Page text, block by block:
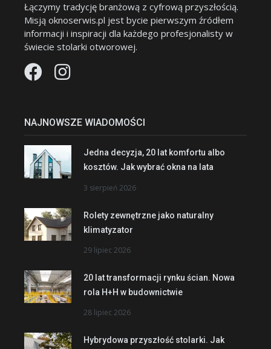
Łączymy tradycję branżową z cyfrową przyszłością.
Misją oknoserwis.pl jest bycie pierwszym źródłem
informacji i inspiracji dla każdego profesjonalisty w
świecie stolarki otworowej.
NAJNOWSZE WIADOMOŚCI
Jedna decyzja, 20 lat komfortu albo
kosztów. Jak wybrać okna na lata
3 sierpień 2026
Rolety zewnętrzne jako naturalny
klimatyzator
29 lipiec 2026
20 lat transformacji rynku ścian. Nowa
rola H+H w budownictwie
28 lipiec 2026
Hybrydowa przyszłość stolarki. Jak